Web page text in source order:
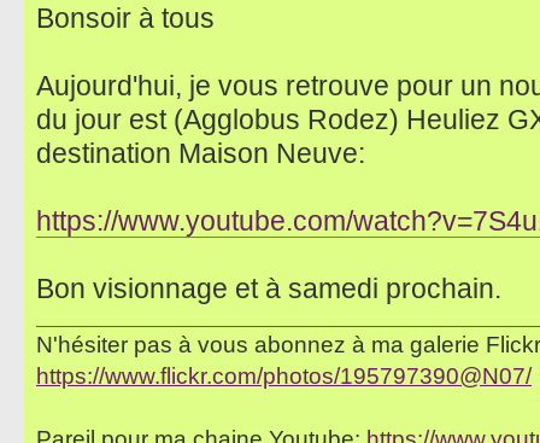
Bonsoir à tous
Aujourd'hui, je vous retrouve pour un
du jour est (Agglobus Rodez) Heuliez
destination Maison Neuve:
https://www.youtube.com/
Bon visionnage et à samedi prochain.
N'hésiter pas à vous abonnez à ma galerie
https://www.flickr.com/photos/195797390@N07/